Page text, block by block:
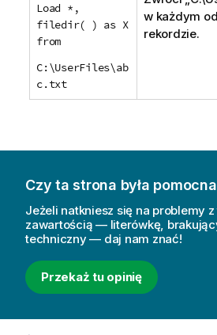
Load *,
filedir( ) as X
from
C:\UserFiles\ab
c.txt
w każdym
rekordzie.
Czy ta strona była
Jeżeli natkniesz się na problemy
zawartością — literówkę,
techniczny — daj nam znać!
Przekaż tu opinię